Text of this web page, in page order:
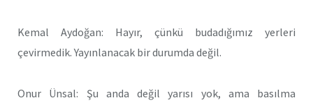
Kemal Aydoğan: Hayır, çünkü budadığımız yerleri
çevirmedik. Yayınlanacak bir durumda değil.
Onur Ünsal: Şu anda değil yarısı yok, ama basılma